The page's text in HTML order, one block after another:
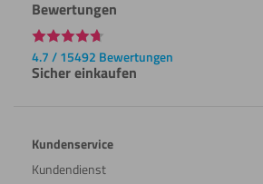
Bewertungen
4.7 / 15492 Bewertungen
Sicher einkaufen
Kundenservice
Kundendienst